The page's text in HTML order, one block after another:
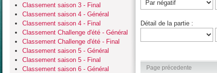
Classement saison 3 - Final
Classement saison 4 - Général
Classement saison 4 - Final
Classement Challenge d'été - Général
Classement Challenge d'été - Final
Classement saison 5 - Général
Classement saison 5 - Final
Classement saison 6 - Général
Détail de la partie :
Page précedente